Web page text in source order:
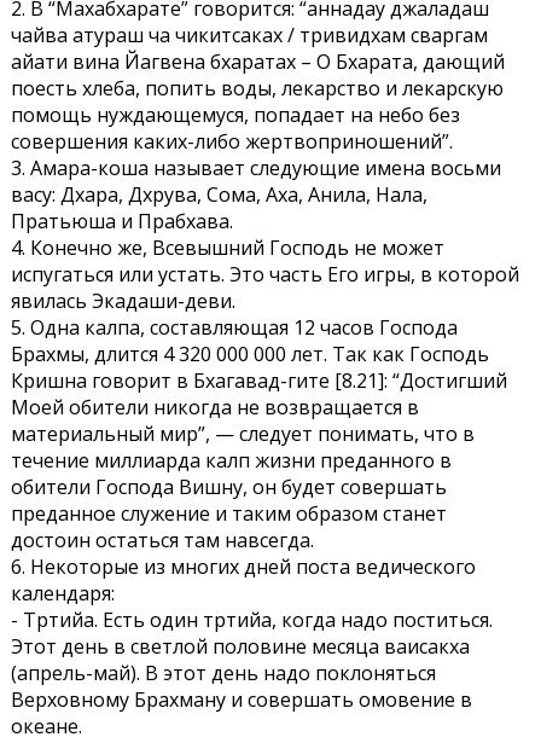
2. В “Махабхарате” говорится: “аннадау джаладаш
чайва атураш ча чикитсаках / тривидхам сваргам
айати вина Йагвена бхаратах – О Бхарата, дающий
поесть хлеба, попить воды, лекарство и лекарскую
помощь нуждающемуся, попадает на небо без
совершения каких-либо жертвоприношений”.
3. Амара-коша называет следующие имена восьми
васу: Дхара, Дхрува, Сома, Аха, Анила, Нала,
Пратьюша и Прабхава.
4. Конечно же, Всевышний Господь не может
испугаться или устать. Это часть Его игры, в которой
явилась Экадаши-деви.
5. Одна калпа, составляющая 12 часов Господа
Брахмы, длится 4 320 000 000 лет. Так как Господь
Кришна говорит в Бхагавад-гите [8.21]: “Достигший
Моей обители никогда не возвращается в
материальный мир”, — следует понимать, что в
течение миллиарда калп жизни преданного в
обители Господа Вишну, он будет совершать
преданное служение и таким образом станет
достоин остаться там навсегда.
6. Некоторые из многих дней поста ведического
календаря:
- Тртийа. Есть один тртийа, когда надо поститься.
Этот день в светлой половине месяца ваисакха
(апрель-май). В этот день надо поклоняться
Верховному Брахману и совершать омовение в
океане.